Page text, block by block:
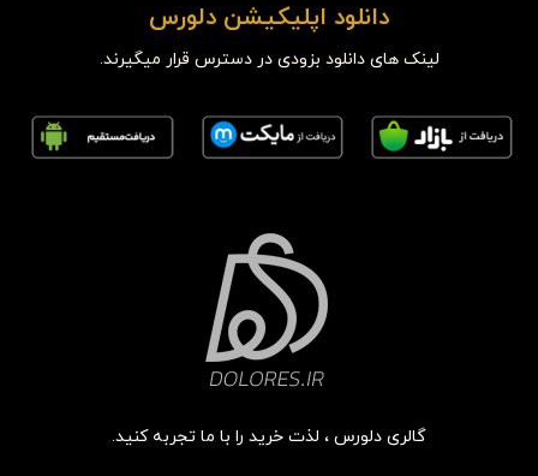
دانلود اپلیکیشن دلورس
لینک های دانلود بزودی در دسترس قرار میگیرند.
گالری دلورس ، لذت خرید را با ما تجربه کنید.